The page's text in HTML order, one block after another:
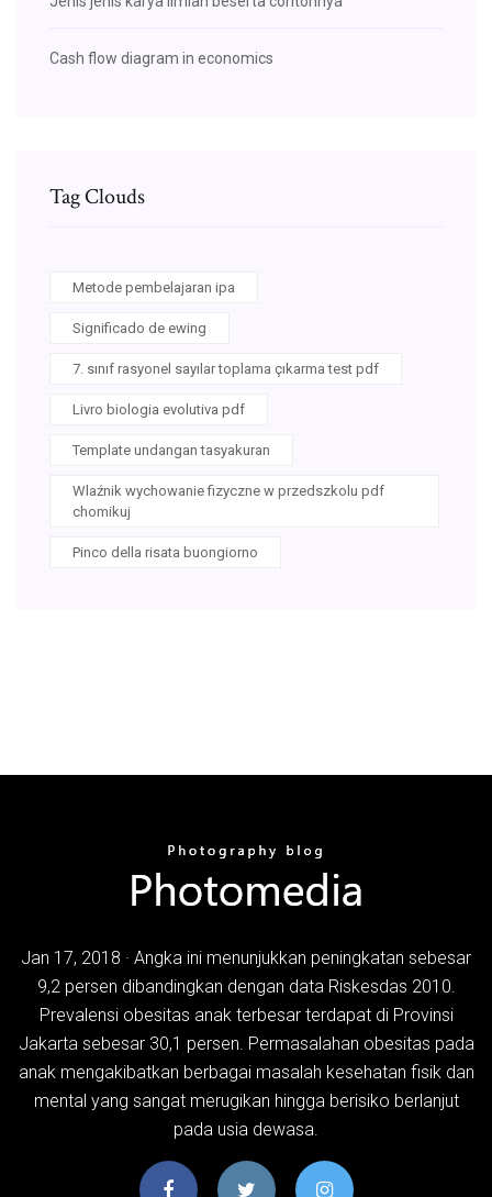
Cash flow diagram in economics
Tag Clouds
Metode pembelajaran ipa
Significado de ewing
7. sınıf rasyonel sayılar toplama çıkarma test pdf
Livro biologia evolutiva pdf
Template undangan tasyakuran
Wlaźnik wychowanie fizyczne w przedszkolu pdf
chomikuj
Pinco della risata buongiorno
Jan 17, 2018 · Angka ini menunjukkan peningkatan sebesar
9,2 persen dibandingkan dengan data Riskesdas 2010.
Prevalensi obesitas anak terbesar terdapat di Provinsi
Jakarta sebesar 30,1 persen. Permasalahan obesitas pada
anak mengakibatkan berbagai masalah kesehatan fisik dan
mental yang sangat merugikan hingga berisiko berlanjut
pada usia dewasa.